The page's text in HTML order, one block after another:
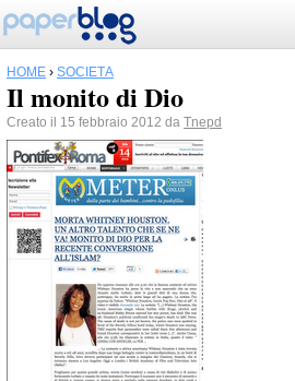
HOME › SOCIETÀ
Il monito di Dio
Creato il 15 febbraio 2012 da Tnepd